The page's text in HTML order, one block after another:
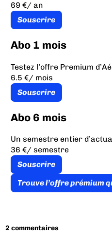
69 €/ an
Souscrire
Abo 1 mois
Testez l’offre Premium
6.5 €/ mois
Souscrire
Abo 6 mois
Un semestre entier
36 €/ semestre
Souscrire
Trouve l’offre prémium
2 commentaires